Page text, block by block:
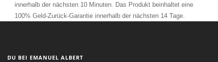
innerhalb der nächsten 10 Minuten. Das Produkt beinhaltet eine
100% Geld-Zurück-Garantie innerhalb der nächsten 14 Tage.
DU BEI EMANUEL ALBERT